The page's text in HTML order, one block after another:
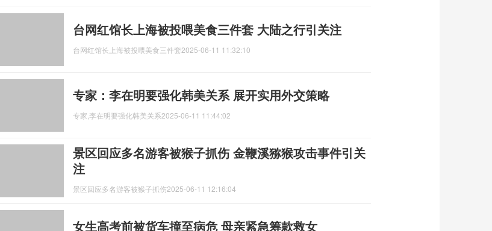
台网红馆长上海被投喂美食三件套 大陆之行引关注
台网红馆长上海被投喂美食三件套2025-06-11 11:32:10
专家：李在明要强化韩美关系 展开实用外交策略
专家,李在明要强化韩美关系2025-06-11 11:44:02
景区回应多名游客被猴子抓伤 金鞭溪猕猴攻击事件引关
注
景区回应多名游客被猴子抓伤2025-06-11 12:16:04
女生高考前被货车撞至病危 母亲紧急筹款救女